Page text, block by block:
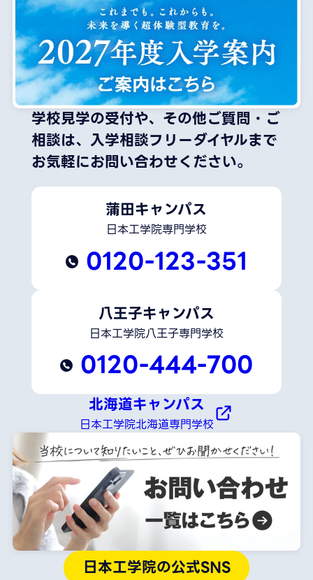
学校見学の受付や、その他ご質問・ご
相談は、 入学相談フリーダイヤルまで
お気軽にお問い合わせください。
蒲田キャンパス
日本工学院専門学校
0120-123-351
八王子キャンパス
日本工学院八王子専門学校
0120-444-700
北海道キャンパス
日本工学院北海道専門学校
日本工学院の公式SNS